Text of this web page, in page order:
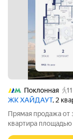
Поклонная
ЖК ХАЙДАУТ, 2
Прямая продажа от
квартира